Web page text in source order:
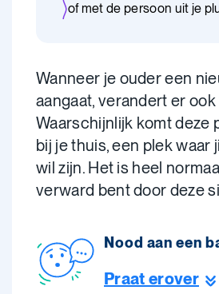
of met de persoon uit je
Wanneer je ouder een
aangaat, verandert er
Waarschijnlijk komt deze
bij je thuis, een plek waar
wil zijn. Het is heel
verward bent door deze
Nood aan een
Praat erover